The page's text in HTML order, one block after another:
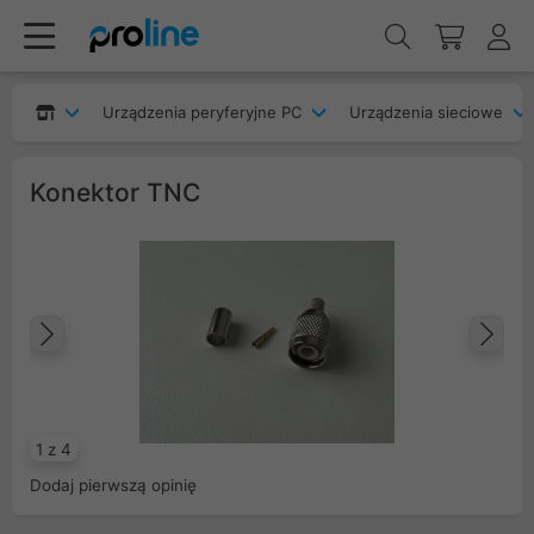
Urządzenia peryferyjne PC Urządzenia sieciowe
Konektor TNC
1 z 4
Poprzedni
Dodaj pierwszą opinię